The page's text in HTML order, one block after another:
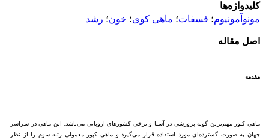
کلیدواژه‌ها
مونوآمونیوم؛ فسفات؛ ماهی کوی؛ خون؛ رشد
اصل مقاله
مقدمه
ماهی کپور مهم‌ترین گونه پرورشی در آسیا و برخی کشورهای اروپایی می‌باشد. این ماهی در سراسر
جهان به صورت گسترده‌ای مورد استفاده قرار می‌گیرد و ماهی کپور معمولی رتبه سوم را از نظر